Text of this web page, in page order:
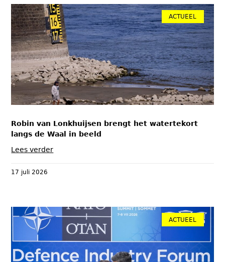
ACTUEEL
Robin van Lonkhuijsen brengt het watertekort
langs de Waal in beeld
Lees verder
17 juli 2026
ACTUEEL